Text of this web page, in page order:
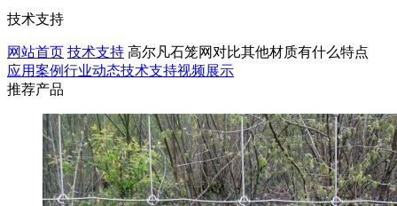
技术支持
网站首页 技术支持 高尔凡石笼网对比其他材质有什么特点
应用案例行业动态技术支持视频展示
推荐产品